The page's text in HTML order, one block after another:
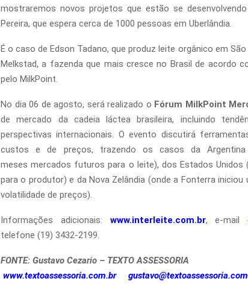
mostraremos novos projetos que estão se
Pereira, que espera cerca de 1000 pessoas em Uberlândia.
É o caso de Edson Tadano, que produz leite orgânico em
Melkstad, a fazenda que mais cresce no Brasil de acordo
pelo MilkPoint.
No dia 06 de agosto, será realizado o Fórum MilkPoint
de mercado da cadeia láctea brasileira, incluindo
perspectivas internacionais. O evento discutirá
custos e de preços, trazendo os casos da Argentina
meses mercados futuros para o leite), dos Estados Unidos
para o produtor) e da Nova Zelândia (onde a Fonterra
volatilidade de preços).
Informações adicionais: www.interleite.com.br, e-mail
telefone (19) 3432-2199.
FONTE: Gustavo Cezario – TEXTO ASSESSORIA
www.textoassessoria.com.br